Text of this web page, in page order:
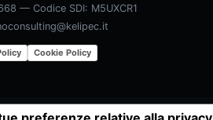
— Codice SDI: M5UXCR1
Cookie Policy